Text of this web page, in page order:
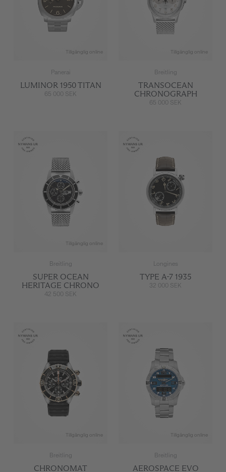
Tillgänglig online
Panerai
LUMINOR 1950 TITAN
65 000 SEK
Tillgänglig online
Breitling
TRANSOCEAN
CHRONOGRAPH
65 000 SEK
Tillgänglig online
Breitling
SUPER OCEAN
HERITAGE CHRONO
42 500 SEK
Longines
TYPE A-7 1935
32 000 SEK
Tillgänglig online
Breitling
CHRONOMAT
Tillgänglig online
Breitling
AEROSPACE EVO